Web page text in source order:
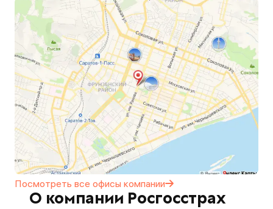
Посмотреть все офисы компании
О компании Росгосстрах